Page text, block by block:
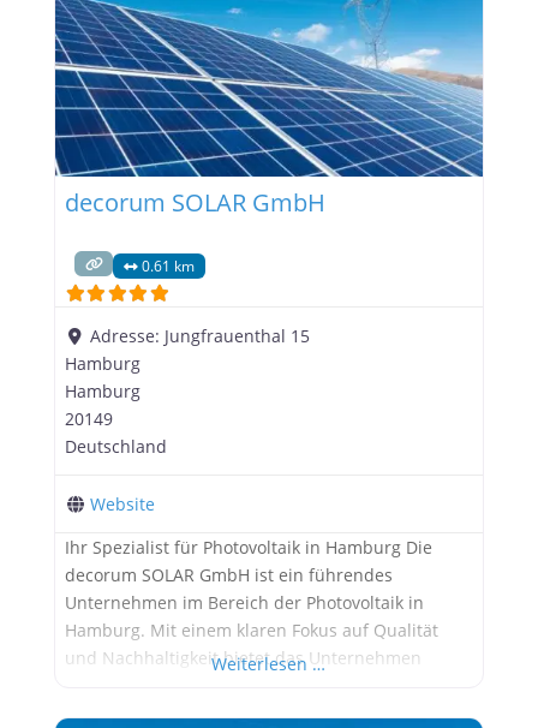
Vielfältige Dienstleistungen für nachhaltige
Energie Die Juwa GmbH bietet ein umfassendes
Dienstleistungsspektrum,
decorum SOLAR GmbH
0.61 km
Adresse: Jungfrauenthal 15
Hamburg
Hamburg
20149
Deutschland
Website
Ihr Spezialist für Photovoltaik in Hamburg Die
decorum SOLAR GmbH ist ein führendes
Unternehmen im Bereich der Photovoltaik in
Hamburg. Mit einem klaren Fokus auf Qualität
und Nachhaltigkeit bietet das Unternehmen
Geschäftskunden. ℹ️ Hinweis: Alle Informationen in
Weiterlesen …